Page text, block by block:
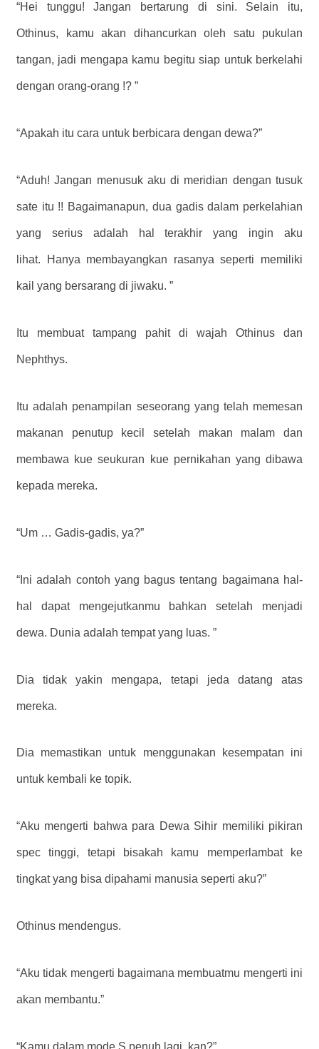
“Hei tunggu! Jangan bertarung di sini. Selain itu,
Othinus, kamu akan dihancurkan oleh satu pukulan
tangan, jadi mengapa kamu begitu siap untuk berkelahi
dengan orang-orang !? ”
“Apakah itu cara untuk berbicara dengan dewa?”
“Aduh! Jangan menusuk aku di meridian dengan tusuk
sate itu !! Bagaimanapun, dua gadis dalam perkelahian
yang serius adalah hal terakhir yang ingin aku
lihat. Hanya membayangkan rasanya seperti memiliki
kail yang bersarang di jiwaku. ”
Itu membuat tampang pahit di wajah Othinus dan
Nephthys.
Itu adalah penampilan seseorang yang telah memesan
makanan penutup kecil setelah makan malam dan
membawa kue seukuran kue pernikahan yang dibawa
kepada mereka.
“Um … Gadis-gadis, ya?”
“Ini adalah contoh yang bagus tentang bagaimana hal-
hal dapat mengejutkanmu bahkan setelah menjadi
dewa. Dunia adalah tempat yang luas. ”
Dia tidak yakin mengapa, tetapi jeda datang atas
mereka.
Dia memastikan untuk menggunakan kesempatan ini
untuk kembali ke topik.
“Aku mengerti bahwa para Dewa Sihir memiliki pikiran
spec tinggi, tetapi bisakah kamu memperlambat ke
tingkat yang bisa dipahami manusia seperti aku?”
Othinus mendengus.
“Aku tidak mengerti bagaimana membuatmu mengerti ini
akan membantu.”
“Kamu dalam mode S penuh lagi, kan?”